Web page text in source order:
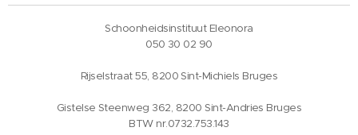
Schoonheidsinstituut Eleonora
050 30 02 90
Rijselstraat 55, 8200 Sint-Michiels Bruges
Gistelse Steenweg 362, 8200 Sint-Andries Bruges
BTW nr.0732.753.143